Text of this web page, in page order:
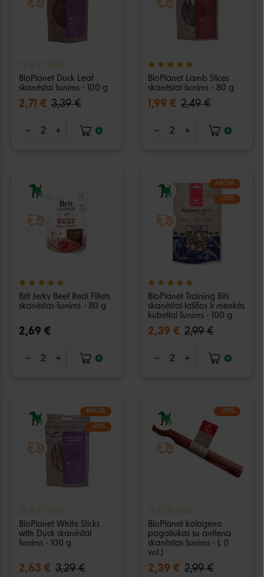
BioPlanet Duck Leaf
skanėstai šunims - 100 g
2,71 € 3,39 €
BioPlanet Lamb Slices
skanėstai šunims - 80 g
1,99 € 2,49 €
Brit Jerky Beef Real Fillets
skanėstas šunims - 80 g
2,69 €
AKCIJA
−20%
BioPlanet Training Bits
skanėstai lašišos ir menkės
kubeliai šunims - 100 g
2,39 € 2,99 €
AKCIJA
−20%
BioPlanet White Sticks
with Duck skanėstai
šunims - 100 g
2,63 € 3,29 €
−20%
BioPlanet kolageno
pagaliukas su antiena
skanėstas šunims - L (1
vnt.)
2,39 € 2,99 €